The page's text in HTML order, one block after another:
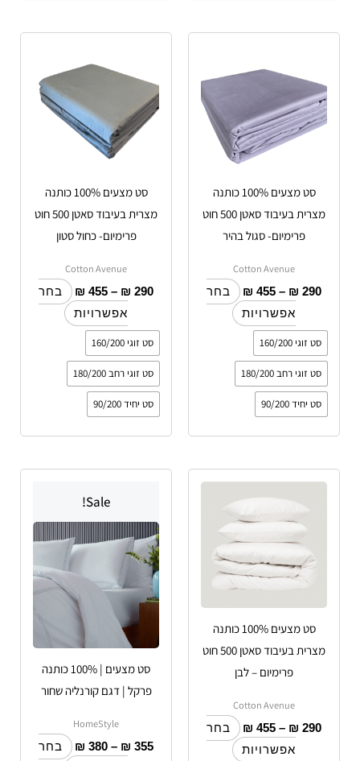
סט מצעים 100% כותנה
מצרית בעיבוד סאטן 500 חוט
פרימיום- סגול בהיר
Cotton Avenue
₪ 290
–
₪ 455
בחר
אפשרויות
מספר
סוגים.
ניתן
את
האפשרויות
בעמוד
סט זוגי 160/200
סט זוגי רחב 180/200
סט יחיד 90/200
סט מצעים 100% כותנה
מצרית בעיבוד סאטן 500 חוט
פרימיום- כחול סטון
Cotton Avenue
₪ 290
–
₪ 455
⁦₪ 455⁩
בחר
אפשרויות
יש
מספר
את
האפשרויות
בעמוד
סט זוגי 160/200
סט זוגי רחב 180/200
סט יחיד 90/200
סט מצעים 100% כותנה
מצרית בעיבוד סאטן 500 חוט
פרימיום – לבן
Cotton Avenue
₪ 290
–
₪ 455
עד
בחר
אפשרויות
למוצר
יש
מספר
סוגים.
ניתן
לבחור
את
האפשרויות
Sale!
סט מצעים | 100% כותנה
פרקל | דגם קורנליה שחור
HomeStyle
₪ 355
–
₪ 380
עד
בחר
יש
מספר
סוגים.
ניתן
האפשרויות
בעמוד
המוצר